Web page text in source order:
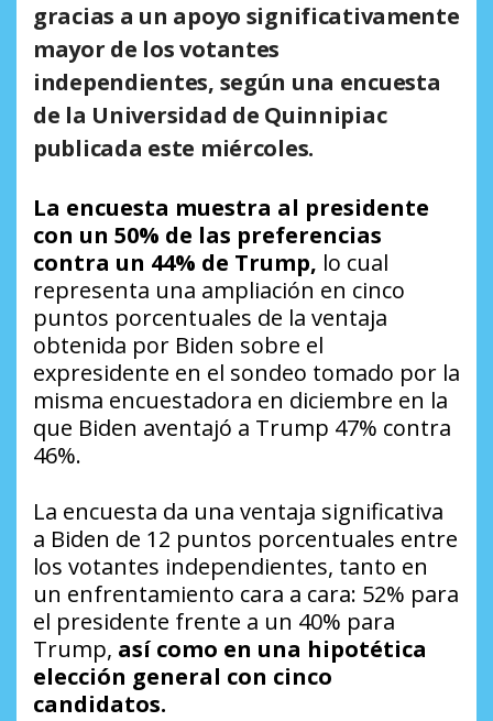
gracias a un apoyo significativamente
mayor de los votantes
independientes, según una encuesta
de la Universidad de Quinnipiac
publicada este miércoles.
La encuesta muestra al presidente
con un 50% de las preferencias
contra un 44% de Trump, lo cual
representa una ampliación en cinco
puntos porcentuales de la ventaja
obtenida por Biden sobre el
expresidente en el sondeo tomado por la
misma encuestadora en diciembre en la
que Biden aventajó a Trump 47% contra
46%.
La encuesta da una ventaja significativa
a Biden de 12 puntos porcentuales entre
los votantes independientes, tanto en
un enfrentamiento cara a cara: 52% para
el presidente frente a un 40% para
Trump, así como en una hipotética
elección general con cinco
candidatos.